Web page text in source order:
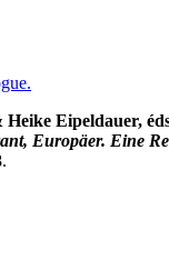
Eipeldauer,
Europäer. Eine